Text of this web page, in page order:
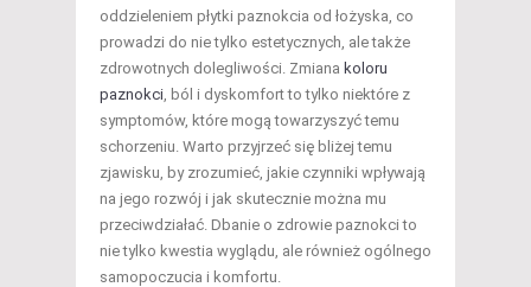
oddzieleniem płytki paznokcia od łożyska, co
prowadzi do nie tylko estetycznych, ale także
zdrowotnych dolegliwości. Zmiana koloru
paznokci , ból i dyskomfort to tylko niektóre z
symptomów, które mogą towarzyszyć temu
schorzeniu. Warto przyjrzeć się bliżej temu
zjawisku, by zrozumieć, jakie czynniki wpływają
na jego rozwój i jak skutecznie można mu
przeciwdziałać. Dbanie o zdrowie paznokci to
nie tylko kwestia wyglądu, ale również ogólnego
samopoczucia i komfortu.